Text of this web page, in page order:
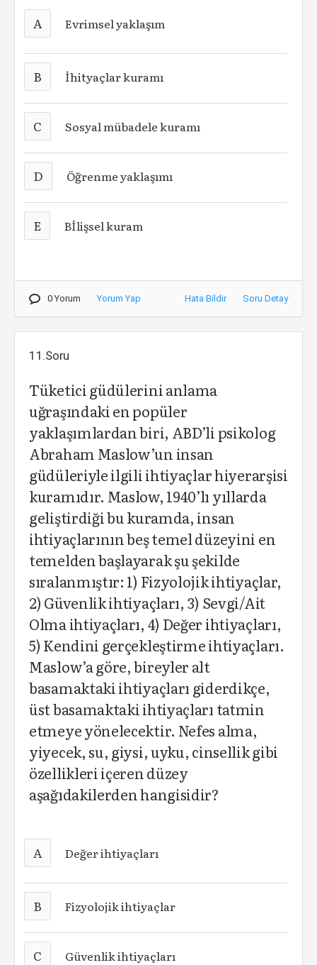
A Evrimsel yaklaşım
B İhityaçlar kuramı
C Sosyal mübadele kuramı
D Öğrenme yaklaşımı
E Bİlişsel kuram
0 Yorum Yorum Yap Hata Bildir Soru Detay
11.Soru
Tüketici güdülerini anlama
uğraşındaki en popüler
yaklaşımlardan biri, ABD’li psikolog
Abraham Maslow’un insan
güdüleriyle ilgili ihtiyaçlar hiyerarşisi
kuramıdır. Maslow, 1940’lı yıllarda
geliştirdiği bu kuramda, insan
ihtiyaçlarının beş temel düzeyini en
temelden başlayarak şu şekilde
sıralanmıştır: 1) Fizyolojik ihtiyaçlar,
2) Güvenlik ihtiyaçları, 3) Sevgi/Ait
Olma ihtiyaçları, 4) Değer ihtiyaçları,
5) Kendini gerçekleştirme ihtiyaçları.
Maslow’a göre, bireyler alt
basamaktaki ihtiyaçları giderdikçe,
üst basamaktaki ihtiyaçları tatmin
etmeye yönelecektir. Nefes alma,
yiyecek, su, giysi, uyku, cinsellik gibi
özellikleri içeren düzey
aşağıdakilerden hangisidir?
A Değer ihtiyaçları
B Fizyolojik ihtiyaçlar
C Güvenlik ihtiyaçları